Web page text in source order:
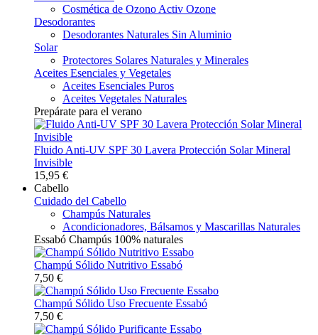
Cosmética de Ozono Activ Ozone
Desodorantes
Desodorantes Naturales Sin Aluminio
Solar
Protectores Solares Naturales y Minerales
Aceites Esenciales y Vegetales
Aceites Esenciales Puros
Aceites Vegetales Naturales
Prepárate para el verano
Fluido Anti-UV SPF 30 Lavera Protección Solar Mineral
Invisible
15,95 €
Cabello
Cuidado del Cabello
Champús Naturales
Acondicionadores, Bálsamos y Mascarillas Naturales
Essabó Champús 100% naturales
Champú Sólido Nutritivo Essabó
7,50 €
Champú Sólido Uso Frecuente Essabó
7,50 €